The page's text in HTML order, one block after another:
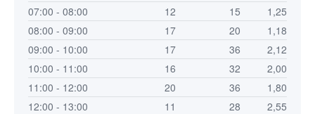
07:00 - 08:00
12 15
1,25
08:00 - 09:00
17 20
1,18
09:00 - 10:00
17 36
2,12
10:00 - 11:00
16 32
2,00
11:00 - 12:00
20 36
1,80
12:00 - 13:00
11 28
2,55